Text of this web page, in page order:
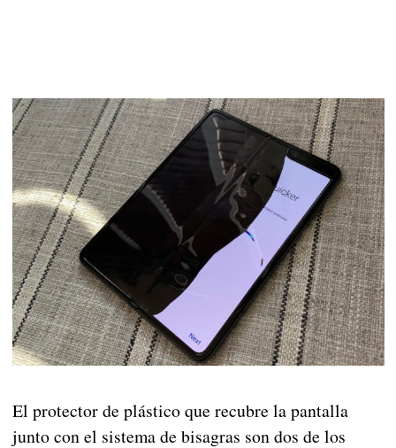
El protector de plástico que recubre la pantalla
junto con el sistema de bisagras son dos de los